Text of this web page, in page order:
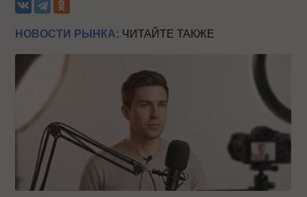
НОВОСТИ РЫНКА: ЧИТАЙТЕ ТАКЖЕ